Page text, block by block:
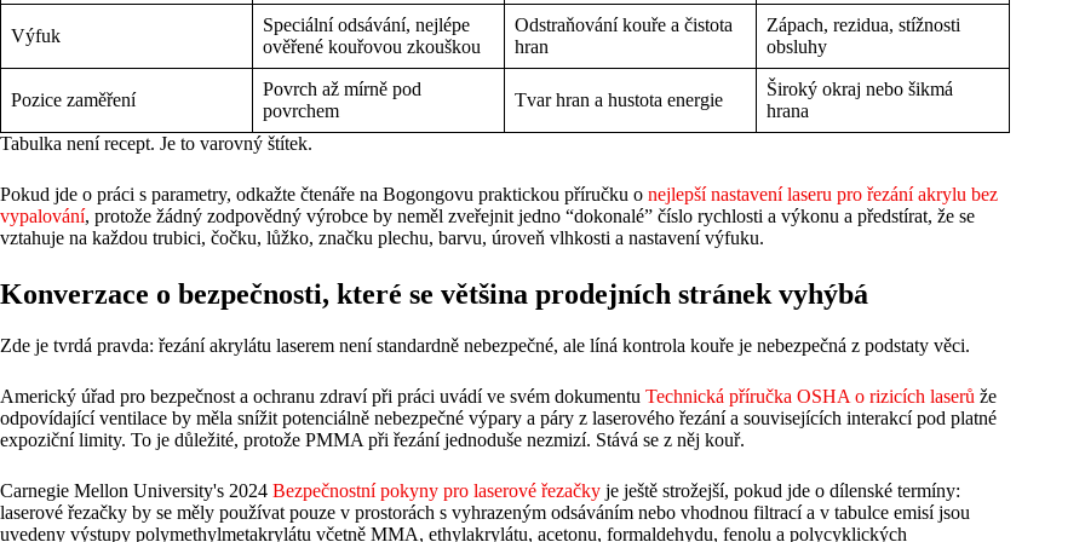
Výfuk
Speciální odsávání, nejlépe
ověřené kouřovou zkouškou
Odstraňování kouře a čistota
hran
Zápach, rezidua, stížnosti
obsluhy
Pozice zaměření
Povrch až mírně pod
povrchem
Tvar hran a hustota energie
Široký okraj nebo šikmá
hrana
Tabulka není recept. Je to varovný štítek.
Pokud jde o práci s parametry, odkažte čtenáře na Bogongovu praktickou příručku o nejlepší nastavení laseru pro řezání akrylu bez
vypalování, protože žádný zodpovědný výrobce by neměl zveřejnit jedno “dokonalé” číslo rychlosti a výkonu a předstírat, že se
vztahuje na každou trubici, čočku, lůžko, značku plechu, barvu, úroveň vlhkosti a nastavení výfuku.
Konverzace o bezpečnosti, které se většina prodejních stránek vyhýbá
Zde je tvrdá pravda: řezání akrylátu laserem není standardně nebezpečné, ale líná kontrola kouře je nebezpečná z podstaty věci.
Americký úřad pro bezpečnost a ochranu zdraví při práci uvádí ve svém dokumentu Technická příručka OSHA o rizicích laserů že
odpovídající ventilace by měla snížit potenciálně nebezpečné výpary a páry z laserového řezání a souvisejících interakcí pod platné
expoziční limity. To je důležité, protože PMMA při řezání jednoduše nezmizí. Stává se z něj kouř.
Carnegie Mellon University's 2024 Bezpečnostní pokyny pro laserové řezačky je ještě strožejší, pokud jde o dílenské termíny:
laserové řezačky by se měly používat pouze v prostorách s vyhrazeným odsáváním nebo vhodnou filtrací a v tabulce emisí jsou
uvedeny výstupy polymethylmetakrylátu včetně MMA, ethylakrylátu, acetonu, formaldehydu, fenolu a polycyklických